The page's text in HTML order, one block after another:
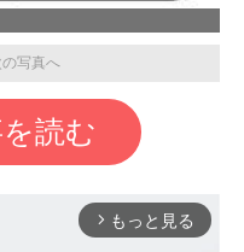
写真へ
読む
arrow_forward_ios もっと見る